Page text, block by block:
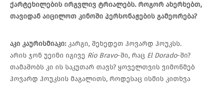
ქარტეხილების ირგვლივ ტრიალებს. როგორ ახერხებთ,
თავიდან აიცილოთ კინოში პერსონაჟების გამეორება?
აკი კაურისმიაკი: კარგი, შეხედეთ ჰოვარდ ჰოუკსს.
არის ჯონ უეინი იგივე Rio Bravo-ში, რაც El Dorado-ში?
თამაშობს კი ის საკუთარ თავს? ყოველთვის ვიმოწმებ
ჰოვარდ ჰოუკსის მაგალითს, როდესაც ისმის კითხვა